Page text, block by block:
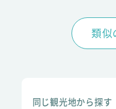
類似
同じ観光地から探す